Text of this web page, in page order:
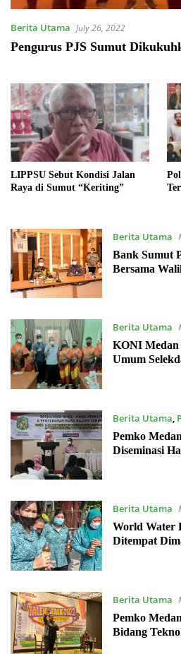
Berita Utama July 26, 2022
Pengurus PJS Sumut
LIPPSU Sebut Kondisi Jalan
Raya di Sumut “Keriting”
Berita Utama
Bank Sumut
Bersama
Berita Utama
KONI Medan
Umum
Berita Utama
Pemko
Diseminasi
Berita Utama
World Water
Ditempat
Berita Utama
Pemko
Bidang